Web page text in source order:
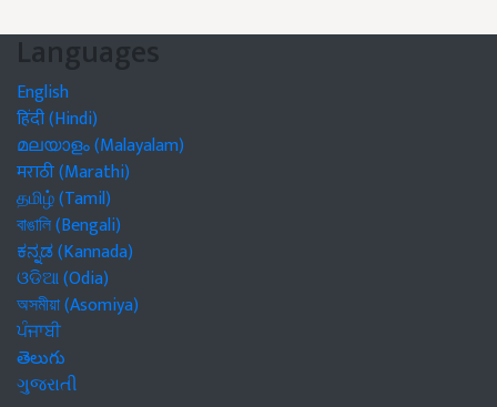
Languages
English
हिंदी (Hindi)
മലയാളം (Malayalam)
मराठी (Marathi)
தமிழ் (Tamil)
বাঙালি (Bengali)
ಕನ್ನಡ (Kannada)
ଓଡିଆ (Odia)
অসমীয়া (Asomiya)
ਪੰਜਾਬੀ
తెలుగు
ગુજરાતી